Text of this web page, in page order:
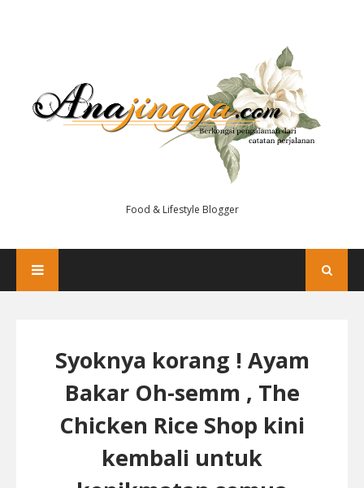
Food & Lifestyle Blogger
Syoknya korang ! Ayam
Bakar Oh-semm , The
Chicken Rice Shop kini
kembali untuk